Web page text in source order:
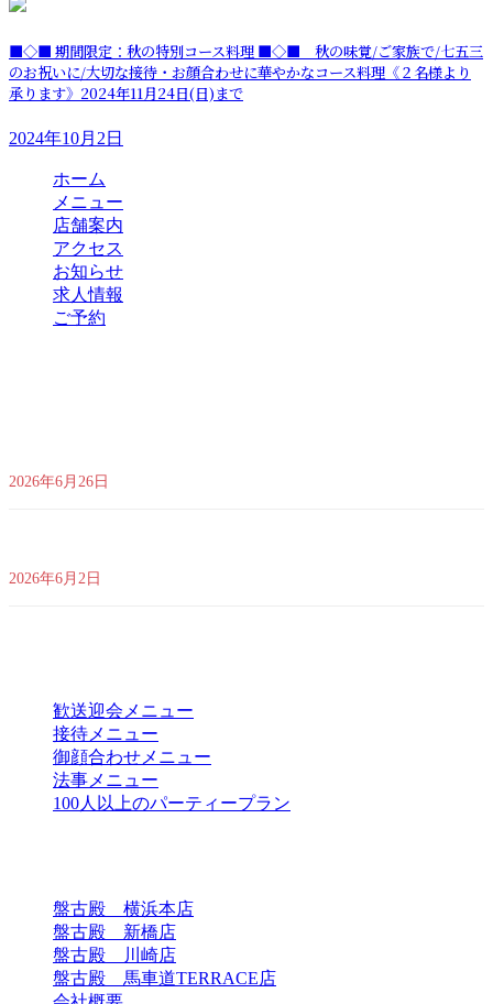
■◇■ 期間限定：秋の特別コース料理 ■◇■ 秋の味覚/ご家族で/七五三
のお祝いに/大切な接待・お顔合わせに華やかなコース料理《２名様より
承ります》2024年11月24日(日)まで
2024年10月2日
ホーム
メニュー
店舗案内
アクセス
お知らせ
求人情報
ご予約
2026年6月26日
2026年6月2日
歓送迎会メニュー
接待メニュー
御顔合わせメニュー
法事メニュー
100人以上のパーティープラン
盤古殿 横浜本店
盤古殿 新橋店
盤古殿 川崎店
盤古殿 馬車道TERRACE店